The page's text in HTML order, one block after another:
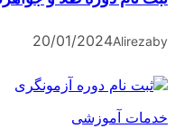
20/01/2024